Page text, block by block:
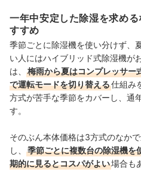
一年中安定した除湿を求め
すすめ
季節ごとに除湿機を使い分けず、
い人にはハイブリッド式除湿機が
は、
梅雨から夏はコンプレッサー
で運転モードを切り替える仕組み
方式が苦手な季節をカバーし、通
す。
そのぶん本体価格は3方式のなか
し、
季節ごとに複数台の除湿機を
期的に見るとコスパがよい場合も